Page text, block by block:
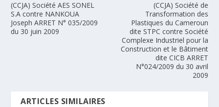
(CCJA) Société AES SONEL
S.A contre NANKOUA
Joseph ARRET N° 035/2009
du 30 juin 2009
(CCJA) Société de
Transformation des
Plastiques du Cameroun
dite STPC contre Société
Complexe Industriel pour la
Construction et le Bâtiment
dite CICB ARRET
N°024/2009 du 30 avril
2009
ARTICLES SIMILAIRES